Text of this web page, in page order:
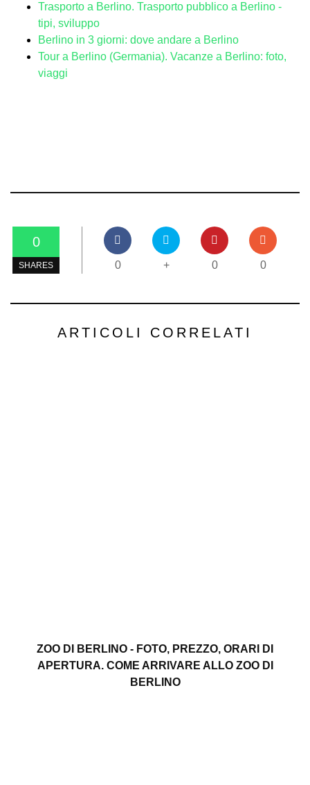
Trasporto a Berlino. Trasporto pubblico a Berlino -
tipi, sviluppo
Berlino in 3 giorni: dove andare a Berlino
Tour a Berlino (Germania). Vacanze a Berlino: foto,
viaggi
0
SHARES 0 + 0 0
ARTICOLI CORRELATI
ZOO DI BERLINO - FOTO, PREZZO, ORARI DI
APERTURA. COME ARRIVARE ALLO ZOO DI
BERLINO